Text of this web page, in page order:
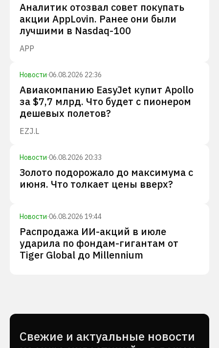
Аналитик отозвал совет покупать
акции AppLovin. Ранее они были
лучшими в Nasdaq-100
APP
Новости·06.08.2026 22:36
Авиакомпанию EasyJet купит Apollo
за $7,7 млрд. Что будет с пионером
дешевых полетов?
EZJ.L
Новости·06.08.2026 20:33
Золото подорожало до максимума с
июня. Что толкает цены вверх?
Новости·06.08.2026 19:44
Распродажа ИИ-акций в июле
ударила по фондам-гигантам от
Tiger Global до Millennium
Cвежие и актуальные новости